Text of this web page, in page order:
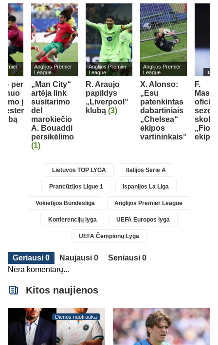
– per
nuo
į
Anglijos Premier
League
„Man City“
artėja link
susitarimo
dėl
marokiečio
A. Bouaddi
persikėlimo
(1)
Anglijos Premier
League
R. Araujo
papildys
„Liverpool“
klubą (3)
Anglijos Premier
League
X. Alonso:
„Esu
patenkintas
dabartiniais
„Chelsea“
ekipos
vartininkais“
F.
ekipai
Lietuvos TOP LYGA Italijos Serie A
Prancūzijos Ligue 1 Ispanijos La Liga
Vokietijos Bundesliga Anglijos Premier League
Konferencijų lyga UEFA Europos lyga
UEFA Čempionų Lyga
Geriausi 0 Naujausi 0
Seniausi 0
Nėra komentarų...
Kitos naujienos
Dienos nuotrauka